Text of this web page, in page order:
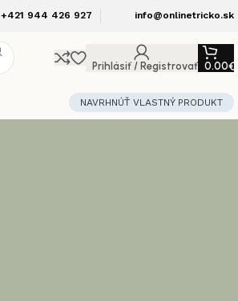
+421 944 426 927 info@onlinetricko.sk
Prihlásiť / Registrovať 0.00€
NAVRHNÚŤ VLASTNÝ PRODUKT